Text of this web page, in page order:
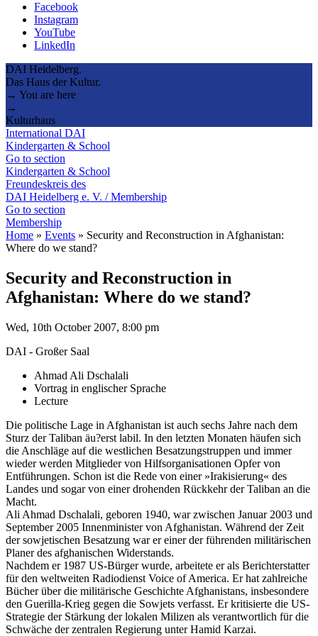
Facebook
Instagram
YouTube
LinkedIn
DAI Heidelberg.
Das Haus der Kultur.
→ You are here
→
Kulturhaus
International DAI
Kindergarten & School
Go to section
Kindergarten & School
Freundeskreis des
DAI Heidelberg e. V. / Membership
Go to section
Membership
Home » Events » Security and Reconstruction in Afghanistan:
Where do we stand?
Security and Reconstruction in
Afghanistan: Where do we stand?
Wed, 10th October 2007, 8:00 pm
DAI - Großer Saal
Ahmad Ali Dschalali
Vortrag in englischer Sprache
Lecture
Die politische Lage in Afghanistan ist auch sechs Jahre nach dem
Sturz der Taliban äu?erst labil. In den letzten Monaten häufen sich
die Anschläge auf die westlichen Besatzungstruppen und immer
wieder werden Mitglieder von Hilfsorganisationen Opfer von
Entführungen. Schon ist die Rede von einer »Irakisierung« des
Landes und sogar von einer drohenden Rückkehr der Taliban an die
Macht.
Ali Ahmad Dschalali, geboren 1940, war zwischen Januar 2003 und
September 2005 Innenminister von Afghanistan. Während der Zeit
der sowjetischen Besatzung war er einer der führenden militärischen
Planer des afghanischen Widerstands.
Nachdem er 1987 US-Bürger wurde, arbeitete er als Berichterstatter
für den weltweiten Radiodienst Voice of America. Er hat zahlreiche
Bücher über die militärische Geschichte Afghanistans, insbesondere
den Guerilla-Krieg gegen die Sowjets verfasst. Er kritisierte die US-
Strategie der Stärkung der lokalen Milizen als verantwortlich für die
Schwäche der zentralen Regierung unter Hamid Karzai.